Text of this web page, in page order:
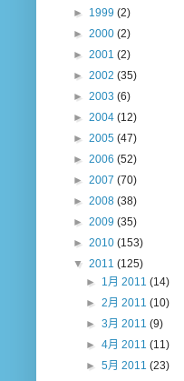
► 1999 (2)
► 2000 (2)
► 2001 (2)
► 2002 (35)
► 2003 (6)
► 2004 (12)
► 2005 (47)
► 2006 (52)
► 2007 (70)
► 2008 (38)
► 2009 (35)
► 2010 (153)
▼ 2011 (125)
► 1月 2011(14)
►2月 2011(10)
►3月 2011(9)
►4月 2011(11)
►5月 2011(23)